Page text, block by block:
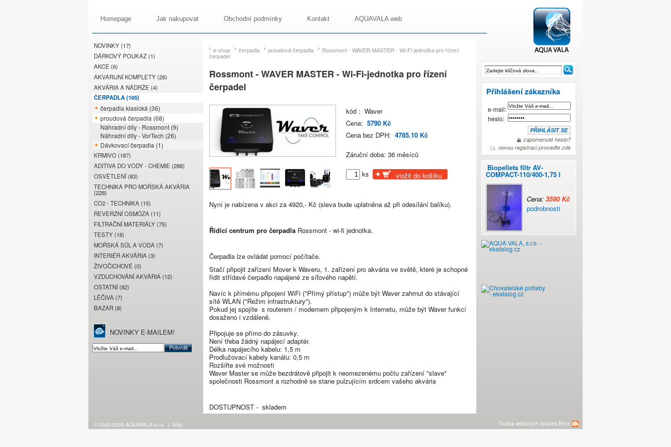
Rossmont - WAVER
Homepage Jak nakupovat Obchodní podmínky Kontakt AQUAVALA web
NOVINKY (17)
DÁRKOVÝ POUKAZ (1)
AKCE (6)
AKVARIJNÍ KOMPLETY (26)
AKVÁRIA A NÁDRŽE (4)
ČERPADLA (105)
čerpadla klasická (36)
proudová čerpadla (68)
Náhradní díly - Rossmont (9)
Náhradní díly - VorTech (26)
Dávkovací čerpadla (1)
KRMIVO (187)
ADITIVA DO VODY - CHEMIE (288)
OSVĚTLENÍ (83)
TECHNIKA PRO MOŘSKÁ AKVÁRIA
(228)
CO2 - TECHNIKA (15)
REVERZNÍ OSMÓZA (11)
FILTRAČNÍ MATERIÁLY (75)
TESTY (18)
MOŘSKÁ SŮL A VODA (7)
INTERIÉR AKVÁRIA (3)
ŽIVOČICHOVÉ (0)
VZDUCHOVÁNÍ AKVÁRIA (12)
OSTATNÍ (82)
LÉČIVA (7)
BAZAR (8)
NOVINKY E-MAILEM!
e-shop čerpadla proudová čerpadla Rossmont - WAVER MASTER - Wi-Fi-jednotka pro řízení
čerpadel
Rossmont - WAVER MASTER - Wi-Fi-jednotka pro řízení
čerpadel
kód : Waver
Cena: 5790 Kč
Cena bez DPH: 4785.10 Kč
Záruční doba: 36 měsíců
ks vložit do košíku
Nyní je nabízena v akci za 4920,- Kč (sleva bude uplatněna až při odesílání balíku).
Řídící centrum pro čerpadla Rossmont - wi-fi jednotka.
Čerpadla lze ovládat pomocí počítače.
Stačí připojit zařízení Mover k Waveru, 1. zařízení pro akvária ve světě, které je schopné
řídit střídavé čerpadlo napájené ze síťového napětí.
Navíc k přímému připojení WiFi ("Přímý přístup") může být Waver zahrnut do stávající
sítě WLAN ("Režim infrastruktury").
Pokud jej spojíte s routerem / modemem připojeným k Internetu, může být Waver funkcí
dosaženo i vzdáleně.
Připojuje se přímo do zásuvky.
Není třeba žádný napájecí adaptér.
Délka napájecího kabelu: 1,5 m
Prodlužovací kabely kanálu: 0,5 m
Rozšiřte své možnosti
Waver Master se může bezdrátově připojit k neomezenému počtu zařízení "slave"
společnosti Rossmont a rozhodně se stane pulzujícím srdcem vašeho akvária
DOSTUPNOST - skladem
e-mail:
heslo:
zapomenuté heslo?
novou registraci proveďte zde
Biopellets filtr AV-
COMPACT-110/400-1,75 l
Cena: 3590 Kč
podrobnosti
Tvorba webových stránek Brno
© 2005-2009 AQUAVALA s.r.o. | linky